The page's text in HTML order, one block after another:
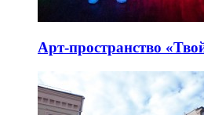
Арт-пространство